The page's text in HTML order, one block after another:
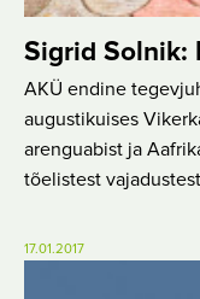
Sigrid Solnik:
AKÜ endine
augustikuises
arenguabist ja
tõelistest
17.01.2017